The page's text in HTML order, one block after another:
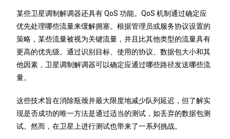
某些卫星调制解调器还具有 QoS 功能。QoS 机制通过确定应
优先处理哪些流量来缓解拥塞。根据管理员或服务协议设置的
策略，某些流量被视为关键流量，并且比其他类型的流量具有
更高的优先级。通过识别目标、使用的协议、数据包大小和其
他因素，卫星调制解调器可以确定应通过哪些路径发送哪些流
量。
这些技术旨在消除瓶颈并最大限度地减少队列延迟，但了解实
现是否成功的唯一方法是通过适当的测试，如丢弃的数据包测
试。然而，在卫星上进行测试也带来了一系列挑战。